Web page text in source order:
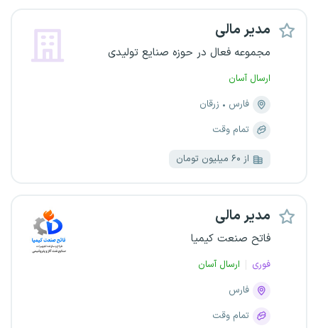
مدیر مالی
مجموعه فعال در حوزه صنایع تولیدی
ارسال آسان
فارس
زرقان
تمام وقت
از ۶۰ میلیون تومان
مدیر مالی
فاتح صنعت کیمیا
فوری
ارسال آسان
فارس
تمام وقت